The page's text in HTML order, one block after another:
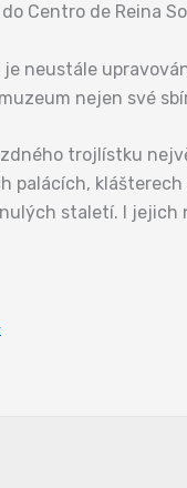
Centro de Reina
je neustále
nejen své
trojlístku
palácích,
staletí. I jejich